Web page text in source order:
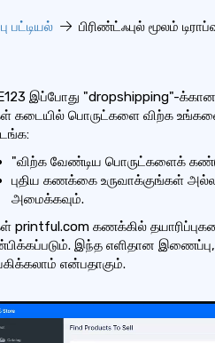
பட்டியல் பிரிண்ட்ஃபுல் மூலம்
இப்போது "dropshipping"-
கடையில் பொருட்களை விற்க
"விற்க வேண்டிய பொருட்களைக்
புதிய கணக்கை உருவாக்குங்கள்
அமைக்கவும்.
printful.com கணக்கில்
இந்த எளிதான இணைப்பு,
என்பதாகும்.